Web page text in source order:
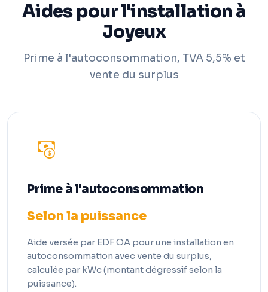
Aides pour l'installation à
Joyeux
Prime à l'autoconsommation, TVA 5,5% et
vente du surplus
Prime à l'autoconsommation
Selon la puissance
Aide versée par EDF OA pour une installation en
autoconsommation avec vente du surplus,
calculée par kWc (montant dégressif selon la
puissance).